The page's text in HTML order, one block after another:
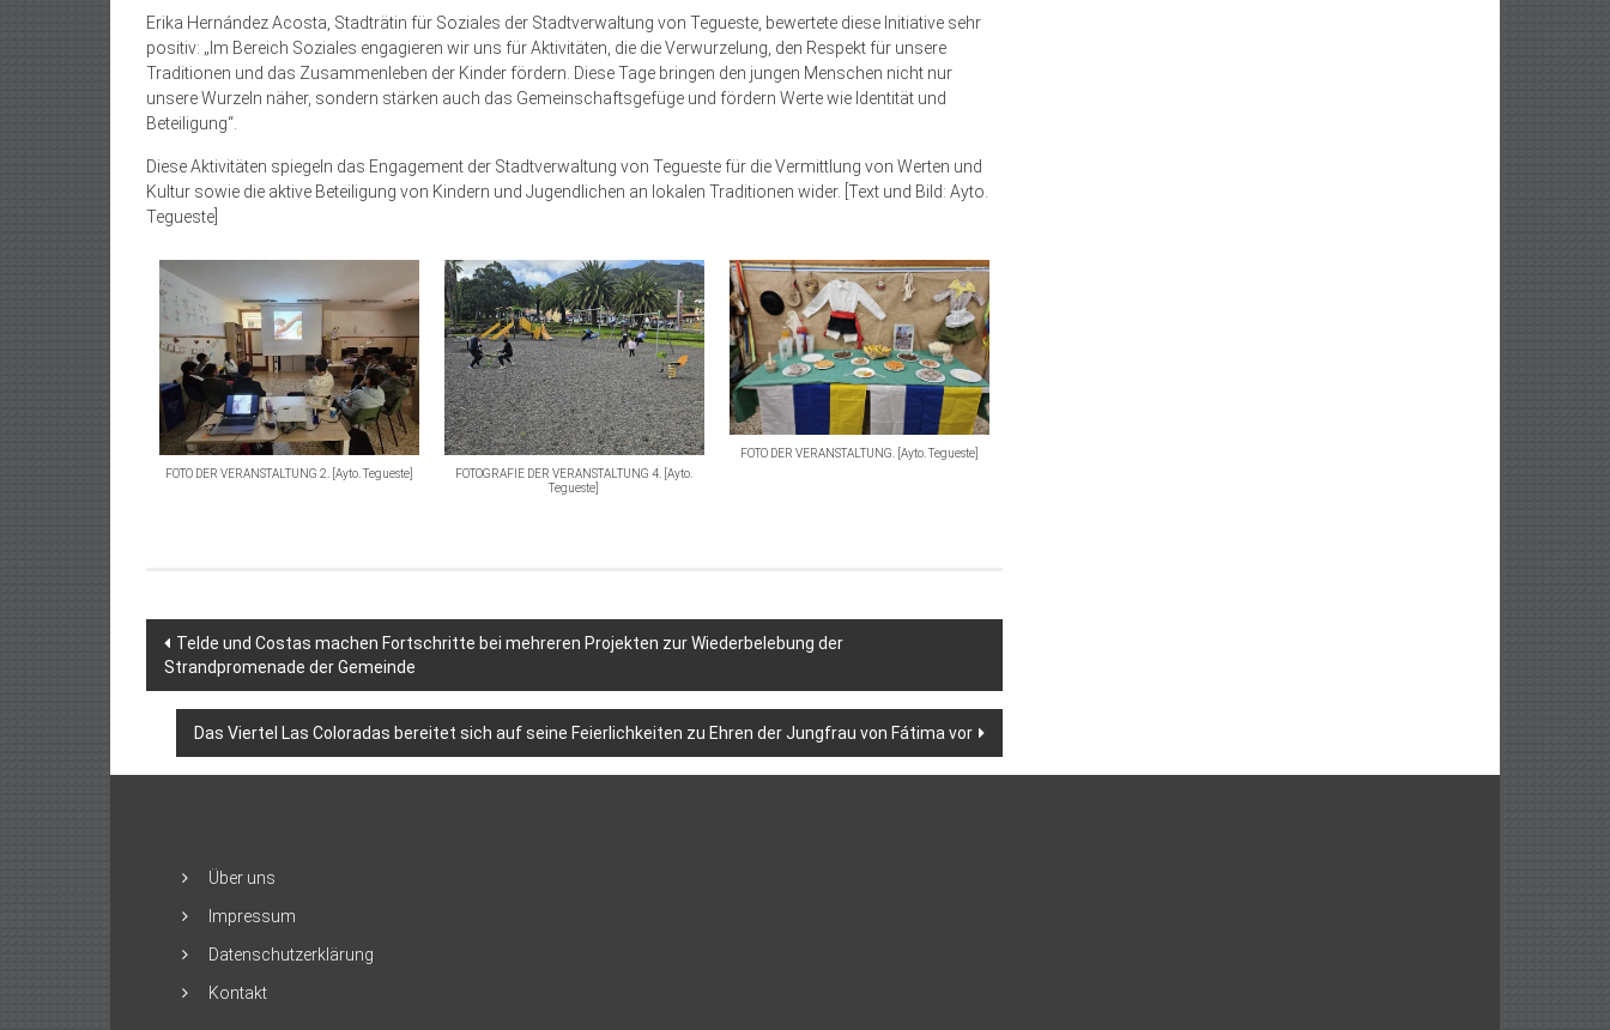
Erika Hernández Acosta, Stadträtin für Soziales der Stadtverwaltung von Tegueste, bewertete diese Initiative sehr
positiv: „Im Bereich Soziales engagieren wir uns für Aktivitäten, die die Verwurzelung, den Respekt für unsere
Traditionen und das Zusammenleben der Kinder fördern. Diese Tage bringen den jungen Menschen nicht nur
unsere Wurzeln näher, sondern stärken auch das Gemeinschaftsgefüge und fördern Werte wie Identität und
Beteiligung“.
Diese Aktivitäten spiegeln das Engagement der Stadtverwaltung von Tegueste für die Vermittlung von Werten und
Kultur sowie die aktive Beteiligung von Kindern und Jugendlichen an lokalen Traditionen wider. [Text und Bild: Ayto.
Tegueste]
FOTO DER VERANSTALTUNG 2. [Ayto. Tegueste]
FOTOGRAFIE DER VERANSTALTUNG 4. [Ayto.
Tegueste]
FOTO DER VERANSTALTUNG. [Ayto. Tegueste]
Beitragsnavigation
Telde und Costas machen Fortschritte bei mehreren Projekten zur Wiederbelebung der
Strandpromenade der Gemeinde
Das Viertel Las Coloradas bereitet sich auf seine Feierlichkeiten zu Ehren der Jungfrau von Fátima vor
Über uns
Impressum
Datenschutzerklärung
Kontakt